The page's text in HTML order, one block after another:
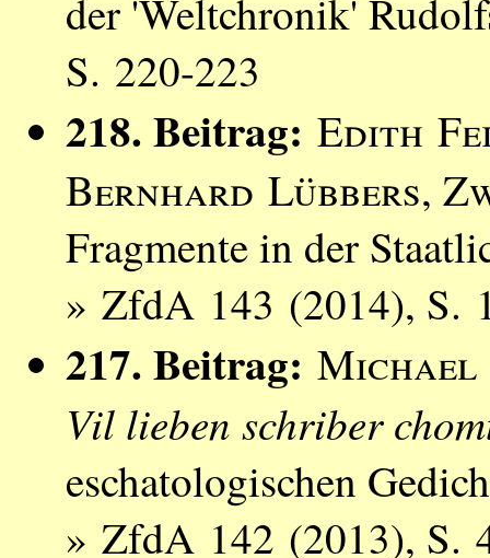
der 'Weltchronik'
S. 220-223
218. Beitrag: Edith
Bernhard Lübbers,
Fragmente in der
» ZfdA 143 (2014), S.
217. Beitrag: Michael
Vil lieben schriber
eschatologischen
» ZfdA 142 (2013), S.